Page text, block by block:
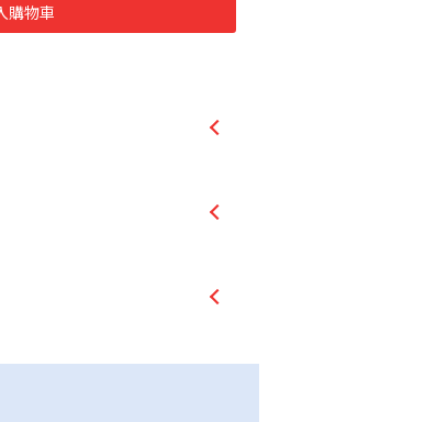
購物車
95®薑黃萃取物(高